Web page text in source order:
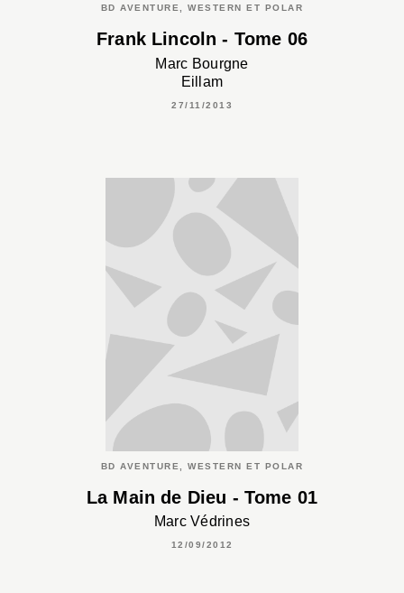
BD AVENTURE, WESTERN ET POLAR
Frank Lincoln - Tome 06
Marc Bourgne
Eillam
27/11/2013
BD AVENTURE, WESTERN ET POLAR
La Main de Dieu - Tome 01
Marc Védrines
12/09/2012